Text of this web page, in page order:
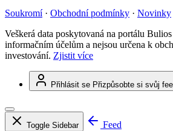
Soukromí · Obchodní podmínky · Novinky
Veškerá data poskytovaná na portálu
informačním účelům a nejsou určena k
investování. Zjistit více
Přihlásit se Přizpůsobte si svůj
Toggle Sidebar
Feed